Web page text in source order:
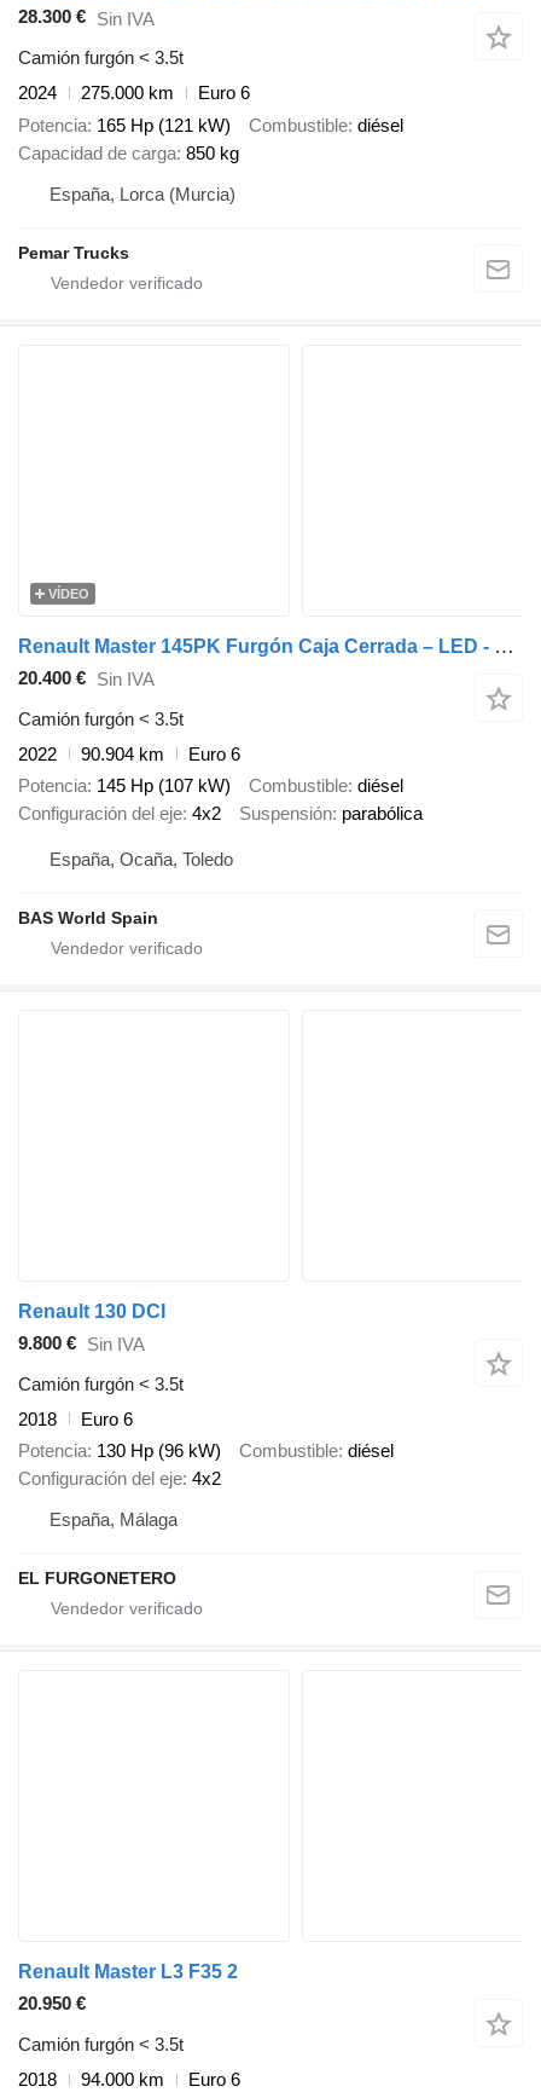
28.300 € Sin IVA
Camión furgón < 3.5t
2024
275.000 km
Euro 6
Potencia 165 Hp (121 kW) Combustible diésel
Capacidad de carga 850 kg
España, Lorca (Murcia)
Pemar Trucks
VÍDEO
Renault Master 145PK Furgón Caja Cerrada – LED - Navegación – Aire Acond
20.400 € Sin IVA
Camión furgón < 3.5t
2022
90.904 km
Euro 6
Potencia 145 Hp (107 kW) Combustible diésel
Configuración del eje 4x2 Suspensión parabólica
España, Ocaña, Toledo
BAS World Spain
Renault 130 DCI
9.800 € Sin IVA
Camión furgón < 3.5t
2018
Euro 6
Potencia 130 Hp (96 kW) Combustible diésel
Configuración del eje 4x2
España, Málaga
EL FURGONETERO
Renault Master L3 F35 2
20.950 €
Camión furgón < 3.5t
2018
94.000 km Euro 6